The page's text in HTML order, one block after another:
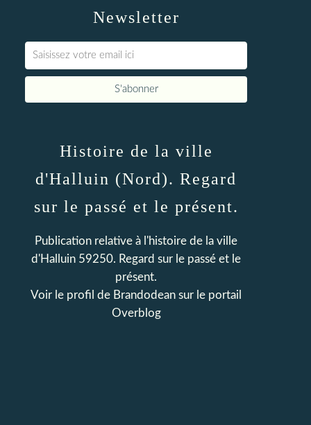
Newsletter
Histoire de la ville
d'Halluin (Nord). Regard
sur le passé et le présent.
Publication relative à l'histoire de la ville
d'Halluin 59250. Regard sur le passé et le
présent.
Voir le profil de Brandodean sur le portail
Overblog